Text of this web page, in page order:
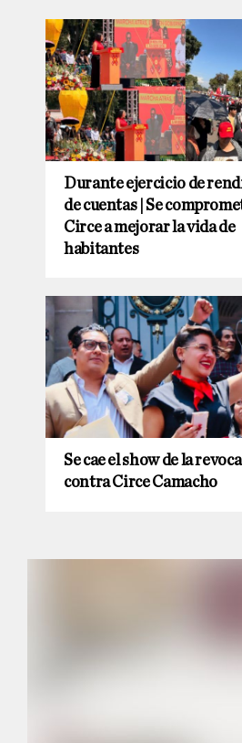
Durante ejercicio de
de cuentas | Se
Circe a mejorar la vida de
habitantes
Se cae el show de la
contra Circe Camacho